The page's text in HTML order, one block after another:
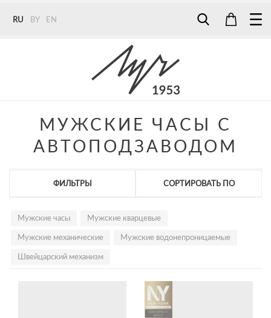
RU BY EN
+375 (29) 272 51 56
МУЖСКИЕ ЧАСЫ С
АВТОПОДЗАВОДОМ
ФИЛЬТРЫ СОРТИРОВАТЬ ПО
Мужские часы
Мужские кварцевые
Мужские механические
Мужские водонепроницаемые
Швейцарский механизм